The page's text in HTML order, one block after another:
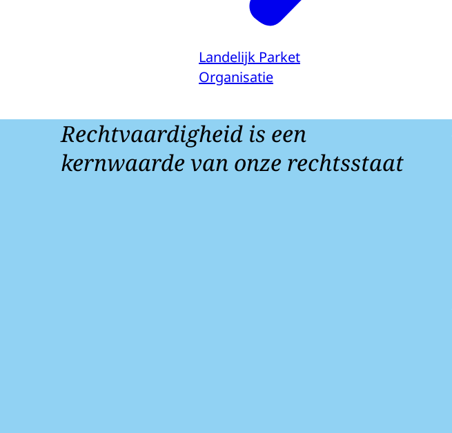
Landelijk Parket
Organisatie
Rechtvaardigheid is een
kernwaarde van onze rechtsstaat